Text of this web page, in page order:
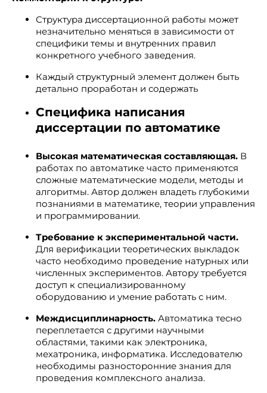
Структура диссертационной работы может
незначительно меняться в зависимости от
специфики темы и внутренних правил
конкретного учебного заведения.
Каждый структурный элемент должен быть
детально проработан и содержать
Специфика написания
диссертации по автоматике
Высокая математическая составляющая. В
работах по автоматике часто применяются
сложные математические модели, методы и
алгоритмы. Автор должен владеть глубокими
познаниями в математике, теории управления
и программировании.
Требование к экспериментальной части.
Для верификации теоретических выкладок
часто необходимо проведение натурных или
численных экспериментов. Автору требуется
доступ к специализированному
оборудованию и умение работать с ним.
Междисциплинарность. Автоматика тесно
переплетается с другими научными
областями, такими как электроника,
мехатроника, информатика. Исследователю
необходимы разносторонние знания для
проведения комплексного анализа.